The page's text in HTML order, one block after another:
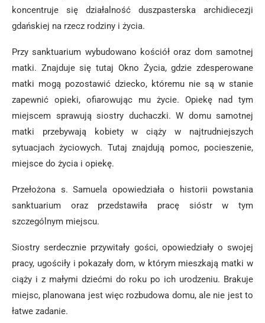
koncentruje się działalność duszpasterska archidiecezji
gdańskiej na rzecz rodziny i życia.
Przy sanktuarium wybudowano kościół oraz dom samotnej
matki. Znajduje się tutaj Okno Życia, gdzie zdesperowane
matki mogą pozostawić dziecko, któremu nie są w stanie
zapewnić opieki, ofiarowując mu życie. Opiekę nad tym
miejscem sprawują siostry duchaczki. W domu samotnej
matki przebywają kobiety w ciąży w najtrudniejszych
sytuacjach życiowych. Tutaj znajdują pomoc, pocieszenie,
miejsce do życia i opiekę.
Przełożona s. Samuela opowiedziała o historii powstania
sanktuarium oraz przedstawiła pracę sióstr w tym
szczególnym miejscu.
Siostry serdecznie przywitały gości, opowiedziały o swojej
pracy, ugościły i pokazały dom, w którym mieszkają matki w
ciąży i z małymi dziećmi do roku po ich urodzeniu. Brakuje
miejsc, planowana jest więc rozbudowa domu, ale nie jest to
łatwe zadanie.